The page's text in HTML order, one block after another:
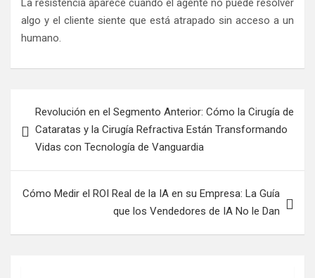
La resistencia aparece cuando el agente no puede resolver
algo y el cliente siente que está atrapado sin acceso a un
humano.
navigation
Revolución en el Segmento Anterior: Cómo la Cirugía de
Cataratas y la Cirugía Refractiva Están Transformando
Vidas con Tecnología de Vanguardia
Cómo Medir el ROI Real de la IA en su Empresa: La Guía
que los Vendedores de IA No le Dan